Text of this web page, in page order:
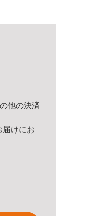
他の決済
けにお